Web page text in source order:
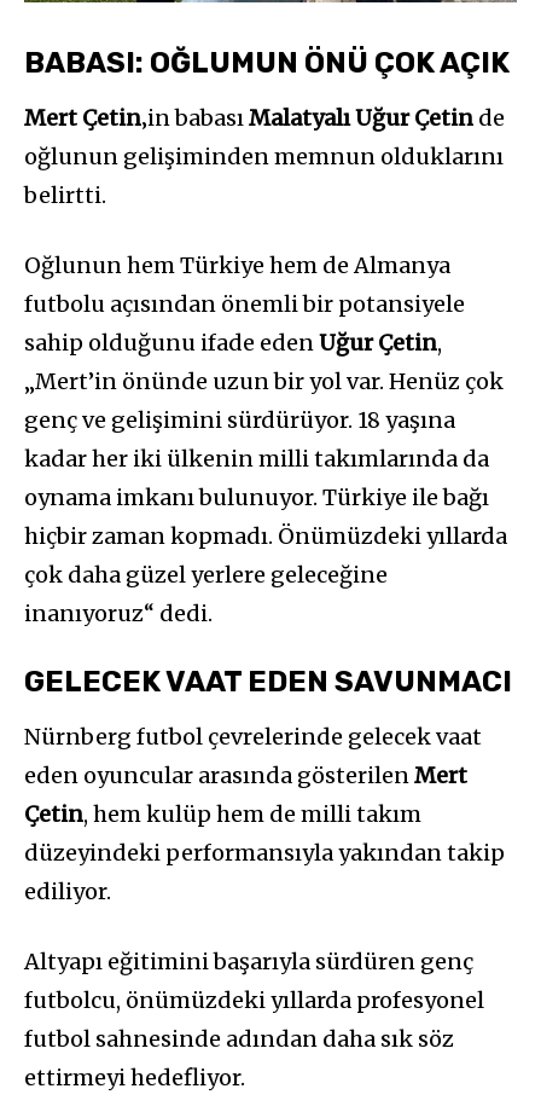
BABASI: OĞLUMUN ÖNÜ ÇOK AÇIK
Mert Çetin‚in babasıMalatyalı Uğur Çetin de
oğlunun gelişiminden memnun olduklarını
belirtti.
Oğlunun hem Türkiye hem de Almanya
futbolu açısından önemli bir potansiyele
sahip olduğunu ifade edenUğur Çetin,
„Mert’in önünde uzun bir yol var. Henüz çok
genç ve gelişimini sürdürüyor. 18 yaşına
kadar her iki ülkenin milli takımlarında da
oynama imkanı bulunuyor. Türkiye ile bağı
hiçbir zaman kopmadı. Önümüzdeki yıllarda
çok daha güzel yerlere geleceğine
inanıyoruz“ dedi.
GELECEK VAAT EDEN SAVUNMACI
Nürnberg futbol çevrelerinde gelecek vaat
eden oyuncular arasında gösterilenMert
Çetin, hem kulüp hem de milli takım
düzeyindeki performansıyla yakından takip
ediliyor.
Altyapı eğitimini başarıyla sürdüren genç
futbolcu, önümüzdeki yıllarda profesyonel
futbol sahnesinde adından daha sık söz
ettirmeyi hedefliyor.